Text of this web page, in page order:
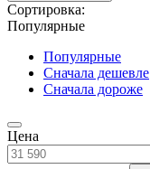
Сортировка:
Популярные
Популярные
Сначала дешевле
Сначала дороже
Цена